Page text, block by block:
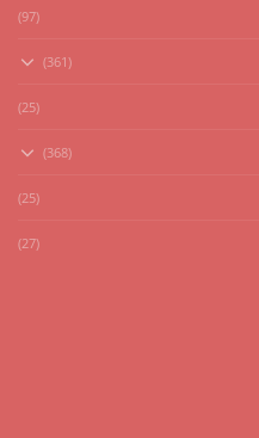
(97)
(361)
(25)
(368)
(25)
(27)